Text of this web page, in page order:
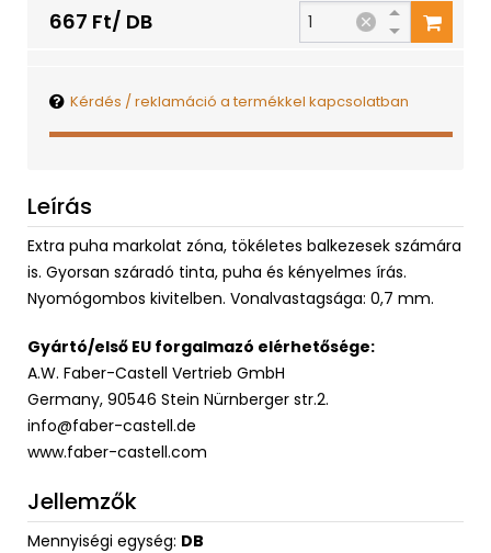
667 Ft/ DB
Kérdés / reklamáció a termékkel kapcsolatban
Leírás
Extra puha markolat zóna, tökéletes balkezesek számára
is. Gyorsan száradó tinta, puha és kényelmes írás.
Nyomógombos kivitelben. Vonalvastagsága: 0,7 mm.
Gyártó/első EU forgalmazó elérhetősége:
A.W. Faber-Castell Vertrieb GmbH
Germany, 90546 Stein Nürnberger str.2.
info@faber-castell.de
www.faber-castell.com
Jellemzők
Mennyiségi egység: DB